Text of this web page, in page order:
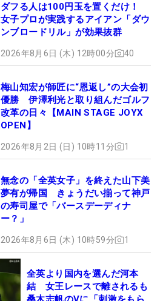
ダフる人は100円玉を置くだけ！
女子プロが実践するアイアン「ダウ
ンブロードリル」が効果抜群
2026年8月6日 (木) 12時00分 40
梅山知宏が師匠に“恩返し”の大会初
優勝 伊澤利光と取り組んだゴルフ
改革の日々【MAIN STAGE JOYX
OPEN】
2026年8月2日 (日) 10時11分 1
無念の「全英女子」を終えた山下美
夢有が帰国 きょうだい揃って神戸
の寿司屋で「バースデーディナ
ー？」
2026年8月6日 (木) 10時59分 1
全英より国内を選んだ河本
結 女王レースで離されるも